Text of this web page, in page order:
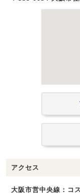
アクセス
大阪市営中央線：コ